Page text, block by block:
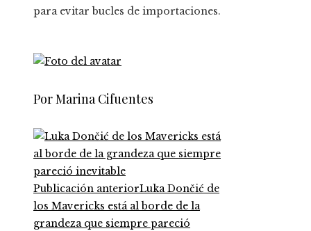
para evitar bucles de importaciones.
Por Marina Cifuentes
Publicación anteriorLuka Dončić de
los Mavericks está al borde de la
grandeza que siempre pareció